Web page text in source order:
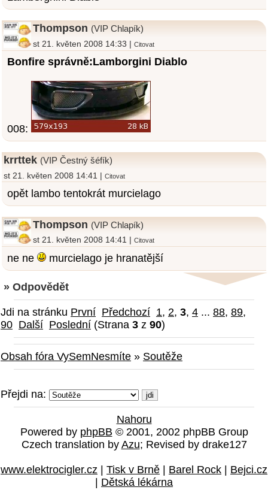
Thompson (VIP Chlapík)
st 21. květen 2008 14:33 |Citovat
Bonfire správně:Lamborgini Diablo
008:
krrttek (VIP Čestný šéfík)
st 21. květen 2008 14:41 | Citovat
opět lambo tentokrát murcielago
Thompson (VIP Chlapík)
st 21. květen 2008 14:41 |Citovat
ne ne murcielago je hranatější
» Odpovědět
Jdi na stránku První Předchozí 1, 2, 3, 4 ... 88, 89,
90 Další Poslední (Strana 3 z 90)
Obsah fóra VySemNesmíte » Soutěže
Přejdi na:
Nahoru
Powered by phpBB © 2001, 2002 phpBB Group
Czech translation by Azu; Revised by drake127
www.elektrocigler.cz Tisk v Brně Barel Rock
Bejci.cz
Dětská lékárna